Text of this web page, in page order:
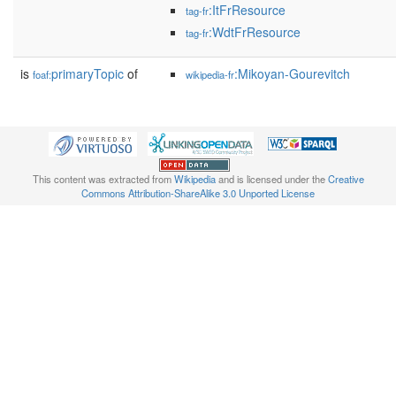
tag-fr:ItFrResource
tag-fr:WdtFrResource
is foaf:primaryTopic of wikipedia-fr:Mikoyan-Gourevitch
This content was extracted fromWikipediaand is licensed under theCreative
Commons Attribution-ShareAlike 3.0 Unported License